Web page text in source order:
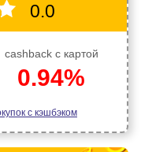
0.0
cashback с картой
0.94%
с кэшбэком